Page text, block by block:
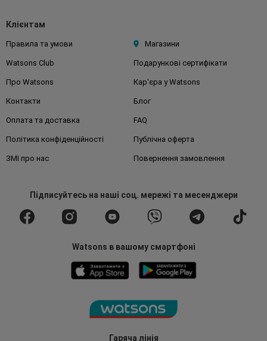
Гаряча лінія
Клієнтам
Правила та умови Магазини
Watsons Club Подарункові сертифікати
Про Watsons Кар'єра у Watsons
Контакти Блог
Оплата та доставка FAQ
Політика конфіденційності Публічна оферта
ЗМІ про нас Повернення замовлення
Підписуйтесьна наші соц. мережі та месенджери
Watsons в вашому смартфоні